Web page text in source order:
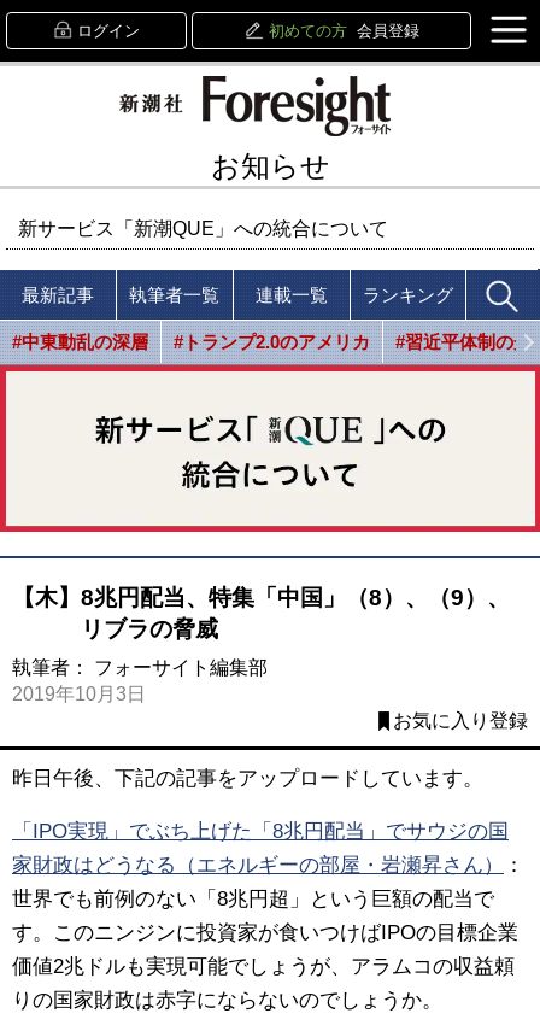
ログイン 初めての方 会員登録
お知らせ
新サービス「新潮QUE」への統合について
最新記事 執筆者一覧 連載一覧 ランキング
#中東動乱の深層 #トランプ2.0のアメリカ #習近平体制の光
【木】8兆円配当、特集「中国」（8）、（9）、
リブラの脅威
執筆者： フォーサイト編集部
2019年10月3日
お気に入り登録
昨日午後、下記の記事をアップロードしています。
「IPO実現」でぶち上げた「8兆円配当」でサウジの国
家財政はどうなる（エネルギーの部屋・岩瀬昇さん）
：
世界でも前例のない「8兆円超」という巨額の配当で
す。このニンジンに投資家が食いつけばIPOの目標企業
価値2兆ドルも実現可能でしょうが、アラムコの収益頼
りの国家財政は赤字にならないのでしょうか。